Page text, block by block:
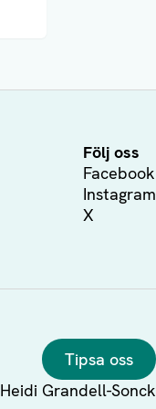
Följ oss
Facebook
Instagram
X
Tipsa oss
Heidi Grandell-Sonck